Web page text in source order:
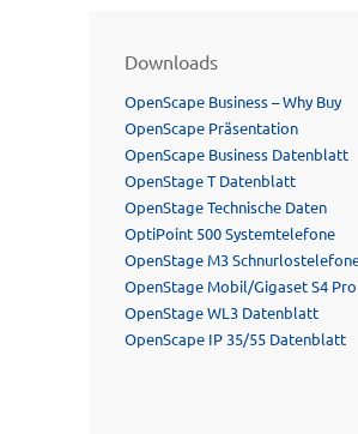
Downloads
OpenScape Business – Why Buy
OpenScape Präsentation
OpenScape Business Datenblatt
OpenStage T Datenblatt
OpenStage Technische Daten
OptiPoint 500 Systemtelefone
OpenStage M3
OpenStage Mobil/Gigaset S4 Pro
OpenStage WL3 Datenblatt
OpenScape IP 35/55 Datenblatt